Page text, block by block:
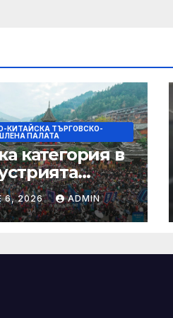
КИТАЙСКА ТЪРГОВСКО-
ПАЛАТА
категория в
алианс за
енергия
6, 2026 ADMIN